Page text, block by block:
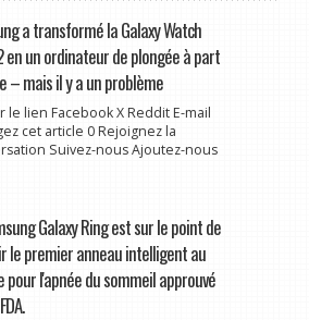
a transformé la Galaxy Watch
en un ordinateur de plongée à part
– mais il y a un problème
le lien Facebook X Reddit E-mail
cet article 0 Rejoignez la
Suivez-nous Ajoutez-nous
Galaxy Ring est sur le point de
le premier anneau intelligent au
pour l'apnée du sommeil approuvé